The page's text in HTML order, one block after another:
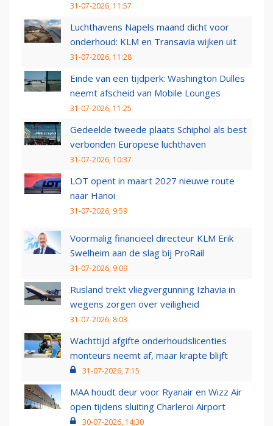
31-07-2026, 11:57
Luchthavens Napels maand dicht voor
onderhoud: KLM en Transavia wijken uit
31-07-2026, 11:28
Einde van een tijdperk: Washington Dulles
neemt afscheid van Mobile Lounges
31-07-2026, 11:25
Gedeelde tweede plaats Schiphol als best
verbonden Europese luchthaven
31-07-2026, 10:37
LOT opent in maart 2027 nieuwe route
naar Hanoi
31-07-2026, 9:59
Voormalig financieel directeur KLM Erik
Swelheim aan de slag bij ProRail
31-07-2026, 9:09
Rusland trekt vliegvergunning Izhavia in
wegens zorgen over veiligheid
31-07-2026, 8:03
Wachttijd afgifte onderhoudslicenties
monteurs neemt af, maar krapte blijft
31-07-2026, 7:15
MAA houdt deur voor Ryanair en Wizz Air
open tijdens sluiting Charleroi Airport
30-07-2026, 14:30